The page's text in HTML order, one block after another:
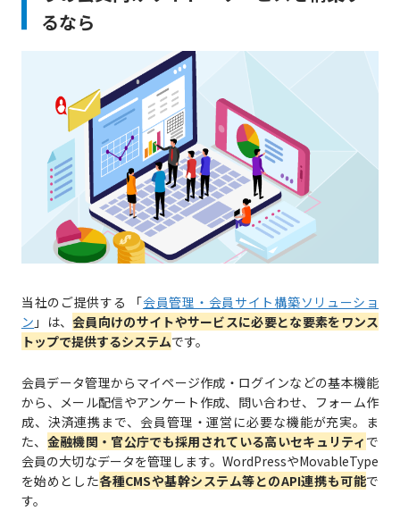
るなら
当社のご提供する 「会員管理・会員サイト構築ソリューショ
ン 」は、会員向けのサイトやサービスに必要とな要素をワンス
トップで提供するシステムです。
会員データ管理からマイページ作成・ログインなどの基本機能
から、メール配信やアンケート作成、問い合わせ、フォーム作
成、決済連携まで、会員管理・運営に必要な機能が充実。ま
た、 金融機関・官公庁でも採用されている高いセキュリティ で
会員の大切なデータを管理します。WordPressやMovableType
を始めとした各種CMSや基幹システム等とのAPI連携も可能で
す。